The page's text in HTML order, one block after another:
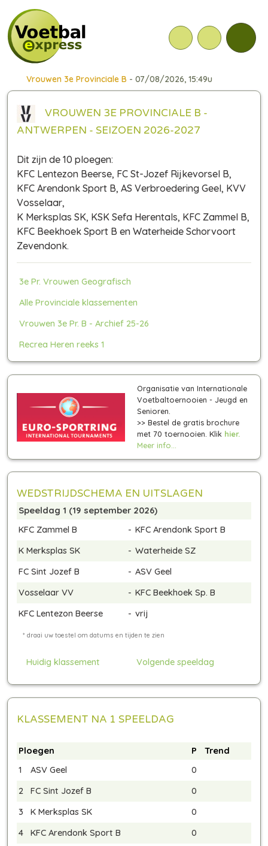
Vrouwen 3e Provinciale B - 07/08/2026, 15:49u
VROUWEN 3E PROVINCIALE B -
ANTWERPEN - SEIZOEN 2026-2027
Dit zijn de 10 ploegen:
KFC Lentezon Beerse, FC St-Jozef Rijkevorsel B,
KFC Arendonk Sport B, AS Verbroedering Geel, KVV
Vosselaar,
K Merksplas SK, KSK Sefa Herentals, KFC Zammel B,
KFC Beekhoek Sport B en Waterheide Schorvoort
Zevendonk.
3e Pr. Vrouwen Geografisch
Alle Provinciale klassementen
Vrouwen 3e Pr. B - Archief 25-26
Recrea Heren reeks 1
Organisatie van Internationale
Voetbaltoernooien - Jeugd en
Senioren.
>> Bestel de gratis brochure
met 70 toernooien. Klik hier.
Meer info...
WEDSTRIJDSCHEMA EN UITSLAGEN
Speeldag 1 (19 september 2026)
KFC Zammel B
- KFC Arendonk Sport B
K Merksplas SK
- Waterheide SZ
FC Sint Jozef B
- ASV Geel
Vosselaar VV
- KFC Beekhoek Sp. B
KFC Lentezon Beerse
- vrij
Huidig klassement Volgende speeldag
KLASSEMENT NA 1 SPEELDAG
Ploegen P
Trend
1
ASV Geel
0
2
FC Sint Jozef B
0
3
K Merksplas SK
0
4
KFC Arendonk Sport B
0